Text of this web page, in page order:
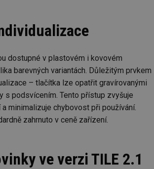
dostupné v plastovém i kovovém
barevných variantách. Důležitým prvkem
– tlačítka lze opatřit gravírovanými
s podsvícením. Tento přístup zvyšuje
minimalizuje chybovost při používání.
zahrnuto v ceně zařízení.
ve verzi TILE 2.1